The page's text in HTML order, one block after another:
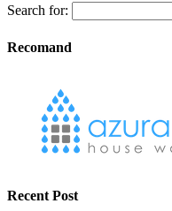
Search for:
Recomand
Recent Post